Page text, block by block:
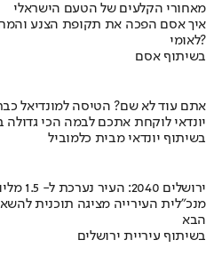
מאחורי הקלעים של הטעם הישראלי
לאומי?
בשיתוף אסם
אתם עוד לא שם? הטיסה למונדיאל
יונדאי לוקחת אתכם לבמה הכי גדולה
בשיתוף יונדאי מבית כלמוביל
ירושלים 2040: העיר נערכת ל- 1.5 מליון תושבים
מנכ"לית העירייה מציגה תוכנית
הבא
בשיתוף עיריית ירושלים